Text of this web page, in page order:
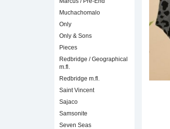
Muchachomalo
Only
Only & Sons
Pieces
Redbridge / Geographical
m.fl.
Redbridge m.fl.
Saint Vincent
Sajaco
Samsonite
Seven Seas